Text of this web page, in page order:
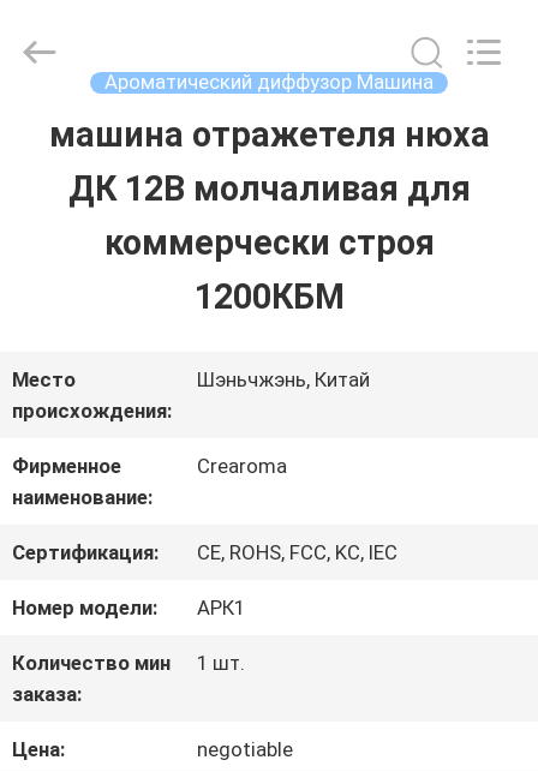
ДОМ
VR
ШОУ
О
НАС
ПУТЕШЕСТВИЕ
Online
Ароматический диффузор Машина
машина отражетеля нюха
ДК 12В молчаливая для
коммерчески строя
1200КБМ
Место
происхождения:
Шэньчжэнь, Китай
Фирменное
наименование:
Crearoma
Сертификация: CE, ROHS, FCC, KC, IEC
Номер модели: АРК1
Количество мин
заказа:
1 шт.
Цена: negotiable